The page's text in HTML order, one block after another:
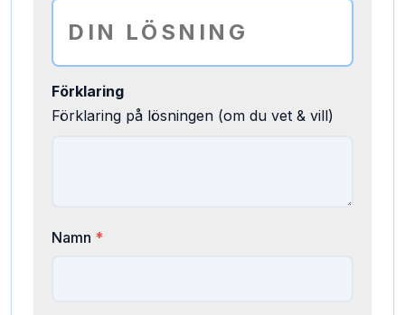
Förklaring
Förklaring på lösningen (om du vet & vill)
Namn *